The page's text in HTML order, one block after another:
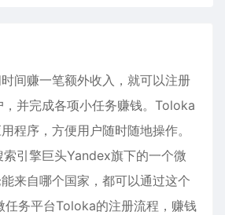
间赚一笔额外收入，就可以注册
并完成各项小任务赚钱。Toloka
程序，方便用户随时随地操作。
引擎巨头Yandex旗下的一个微
来自哪个国家，都可以通过这个
任务平台Toloka的注册流程，赚钱